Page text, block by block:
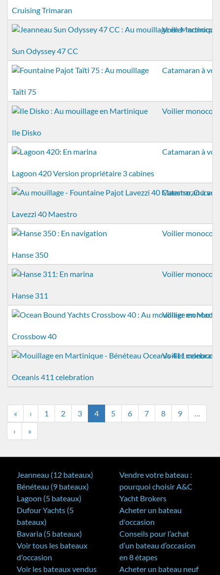
Cruising Trimaran
Sun Odyssey 47 CC
Voilier
Taïti 75
Catamaran à
Ile Disko
Voilier
Lagoon 420 Version propriétaire 3 cabines
Catamaran à
Lavezzi 40 Maestro
Catamaran à
Hanse 350
Voilier
Hanse 311
Voilier
Crossbow 40
Voilier
Oceanis 411 celebration
Voilier
« ‹ 1 2 3 4 5 6 7 8 9
…
›
»
Jeanneau (12 bateaux)
Bénéteau (9 bateaux)
Lagoon (5 bateaux)
Dufour Yachts (5
bateaux)
Bavaria (5 bateaux)
Voir tous les bateaux
d'occasion
Voir les bateaux vendus
Vendre votre bateau :
pourquoi choisir A&C
Yacht Brokers
Acheter un bateau
d'occasion
Conseils pour l’achat
d’un bateau d’occasion
en 8 étapes
Acheter un bateau neuf